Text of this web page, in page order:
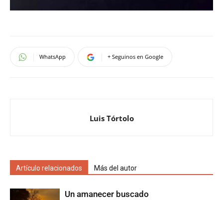
WhatsApp + Seguinos en Google
Luis Tórtolo
Artículo relacionados Más del autor
Un amanecer buscado